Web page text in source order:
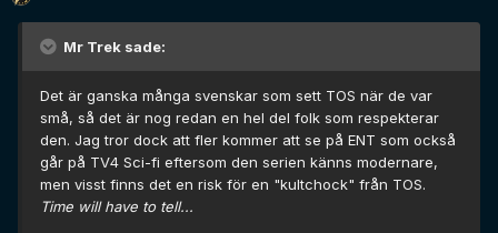
Mr Trek sade:
Det är ganska många svenskar som sett TOS när de var
små, så det är nog redan en hel del folk som respekterar
den. Jag tror dock att fler kommer att se på ENT som också
går på TV4 Sci-fi eftersom den serien känns modernare,
men visst finns det en risk för en "kultchock" från TOS.
Time will have to tell...